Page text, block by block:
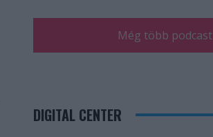
Még több podcast
DIGITAL CENTER